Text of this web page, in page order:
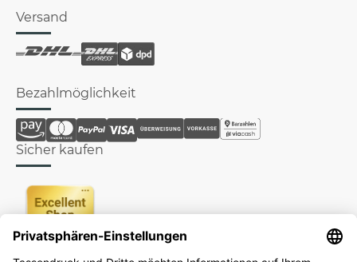
Versand
Bezahlmöglichkeit
Sicher kaufen